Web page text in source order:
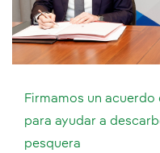
Firmamos un acuerdo
para ayudar a
pesquera